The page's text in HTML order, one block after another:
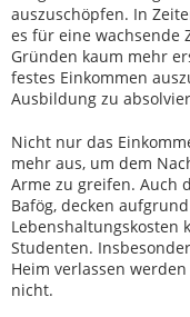
auszuschöpfen. In
es für eine wachsende
Gründen kaum mehr
festes Einkommen
Ausbildung zu
Nicht nur das
mehr aus, um dem
Arme zu greifen. Auch
Bafög, decken
Lebenshaltungskosten
Studenten.
Heim verlassen
nicht.